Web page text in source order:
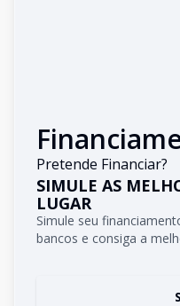
Pretende Financiar?
SIMULE AS
LUGAR
Simule seu
bancos e consiga a